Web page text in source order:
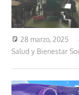
28 marzo, 2025
Salud y Bienestar